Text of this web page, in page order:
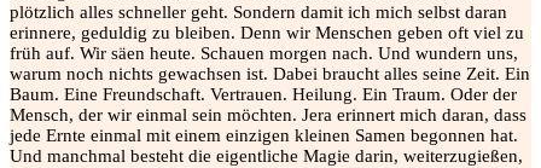
plötzlich alles schneller geht. Sondern damit ich mich selbst daran
erinnere, geduldig zu bleiben. Denn wir Menschen geben oft viel zu
früh auf. Wir säen heute. Schauen morgen nach. Und wundern uns,
warum noch nichts gewachsen ist. Dabei braucht alles seine Zeit. Ein
Baum. Eine Freundschaft. Vertrauen. Heilung. Ein Traum. Oder der
Mensch, der wir einmal sein möchten. Jera erinnert mich daran, dass
jede Ernte einmal mit einem einzigen kleinen Samen begonnen hat.
Und manchmal besteht die eigentliche Magie darin, weiterzugießen,